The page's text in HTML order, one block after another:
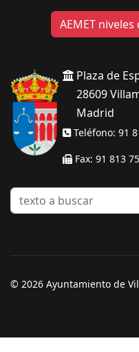
AEMET
Plaza de
28609
Madrid
Teléfono: 91
Fax: 91 813
texto
a
© 2026 Ayuntamiento de